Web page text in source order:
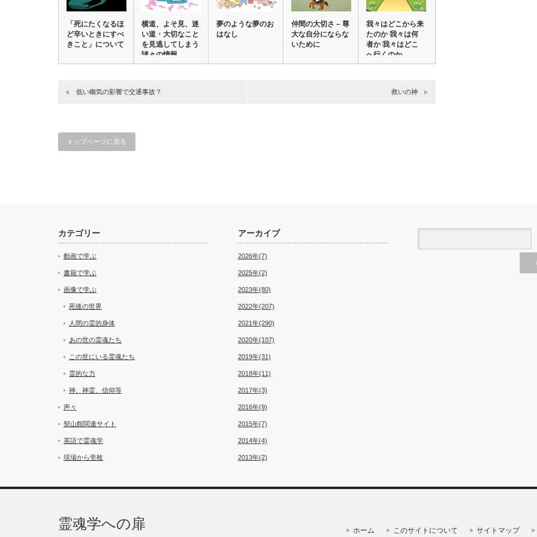
「死にたくなるほ
ど辛いときにすべ
きこと」について
横道、よそ見、迷
い道・大切なこと
を見逃してしまう
諸々の情報
夢のような夢のお
はなし
仲間の大切さ – 尊
大な自分にならな
いために
我々はどこから来
たのか 我々は何
者か 我々はどこ
へ行くのか
低い幽気の影響で交通事故？ 救いの神
トップページに戻る
カテゴリー
動画で学ぶ
書籍で学ぶ
画像で学ぶ
死後の世界
人間の霊的身体
あの世の霊魂たち
この世にいる霊魂たち
霊的な力
神、神霊、信仰等
声々
契山館関連サイト
英語で霊魂学
現場から壱枚
アーカイブ
2026年(7)
2025年(2)
2023年(80)
2022年(207)
2021年(290)
2020年(107)
2019年(31)
2018年(11)
2017年(3)
2016年(9)
2015年(7)
2014年(4)
2013年(2)
霊魂学への扉 ホーム このサイトについて サイトマップ